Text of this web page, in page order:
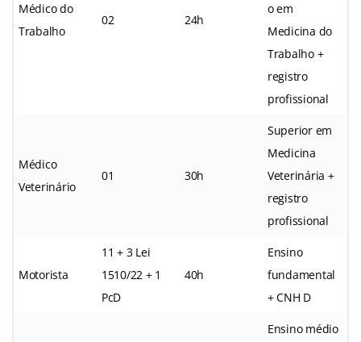
Médico do
Trabalho
02 24h
o em
Medicina do
Trabalho +
registro
profissional
Médico
Veterinário
01 30h
Superior em
Medicina
Veterinária +
registro
profissional
Motorista
11 + 3 Lei
1510/22 + 1
PcD
40h
Ensino
fundamental
+ CNH D
Ensino médio